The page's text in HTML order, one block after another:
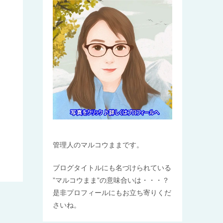
管理人のマルコウままです。
ブログタイトルにも名づけられている
”マルコウまま”の意味合いは・・・？
是非プロフィールにもお立ち寄りくだ
さいね。